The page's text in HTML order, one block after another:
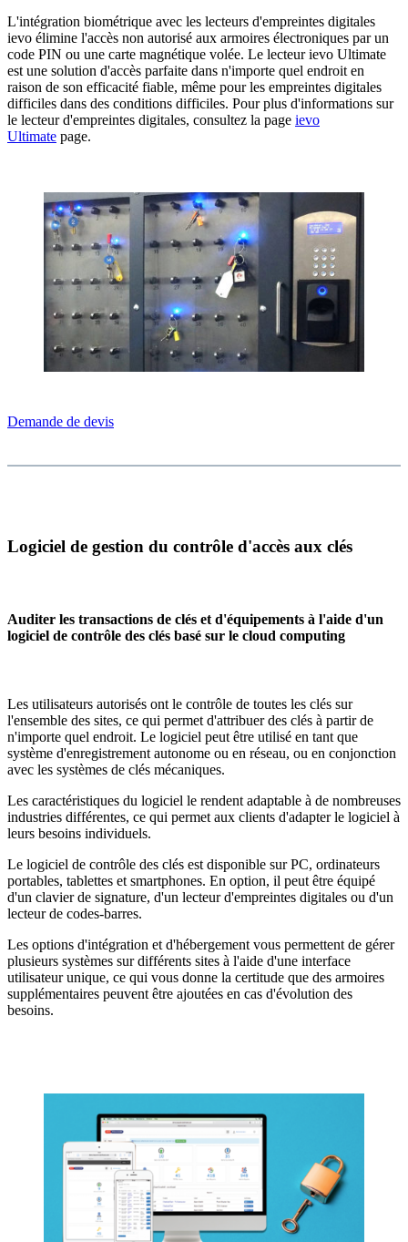
L'intégration biométrique avec les lecteurs d'empreintes digitales
ievo élimine l'accès non autorisé aux armoires électroniques par un
code PIN ou une carte magnétique volée. Le lecteur ievo Ultimate
est une solution d'accès parfaite dans n'importe quel endroit en
raison de son efficacité fiable, même pour les empreintes digitales
difficiles dans des conditions difficiles. Pour plus d'informations sur
le lecteur d'empreintes digitales, consultez la page ievo
Ultimate page.
Demande de devis
Logiciel de gestion du contrôle d'accès aux clés
Auditer les transactions de clés et d'équipements à l'aide d'un
logiciel de contrôle des clés basé sur le cloud computing
Les utilisateurs autorisés ont le contrôle de toutes les clés sur
l'ensemble des sites, ce qui permet d'attribuer des clés à partir de
n'importe quel endroit. Le logiciel peut être utilisé en tant que
système d'enregistrement autonome ou en réseau, ou en conjonction
avec les systèmes de clés mécaniques.
Les caractéristiques du logiciel le rendent adaptable à de nombreuses
industries différentes, ce qui permet aux clients d'adapter le logiciel à
leurs besoins individuels.
Le logiciel de contrôle des clés est disponible sur PC, ordinateurs
portables, tablettes et smartphones. En option, il peut être équipé
d'un clavier de signature, d'un lecteur d'empreintes digitales ou d'un
lecteur de codes-barres.
Les options d'intégration et d'hébergement vous permettent de gérer
plusieurs systèmes sur différents sites à l'aide d'une interface
utilisateur unique, ce qui vous donne la certitude que des armoires
supplémentaires peuvent être ajoutées en cas d'évolution des
besoins.